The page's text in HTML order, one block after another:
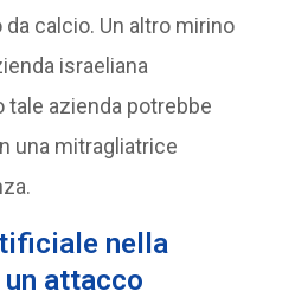
calcio. Un altro mirino
israeliana
azienda potrebbe
una mitragliatrice
nella
attacco